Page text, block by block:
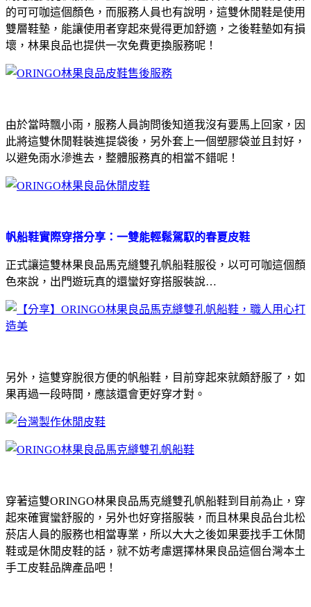
的可可咖這個顏色，而服務人員也有說明，這雙休閒鞋是使用
雙層鞋墊，能讓使用者穿起來覺得更加舒適，之後鞋墊如有損
壞，林果良品也提供一次免費更換服務呢！
由於當時飄小雨，服務人員詢問後知道我沒有要馬上回家，因
此將這雙休閒鞋裝進提袋後，另外套上一個塑膠袋並且封好，
以避免雨水滲進去，整體服務真的相當不錯呢！
帆船鞋實際穿搭分享：一雙能輕鬆駕馭的春夏皮鞋
正式讓這雙林果良品馬克縫雙孔帆船鞋服役，以可可咖這個顏
色來說，出門遊玩真的還蠻好穿搭服裝說…
另外，這雙穿脫很方便的帆船鞋，目前穿起來就頗舒服了，如
果再過一段時間，應該還會更好穿才對。
穿著這雙ORINGO林果良品馬克縫雙孔帆船鞋到目前為止，穿
起來確實蠻舒服的，另外也好穿搭服裝，而且林果良品台北松
菸店人員的服務也相當專業，所以大大之後如果要找手工休閒
鞋或是休閒皮鞋的話，就不妨考慮選擇林果良品這個台灣本土
手工皮鞋品牌產品吧！